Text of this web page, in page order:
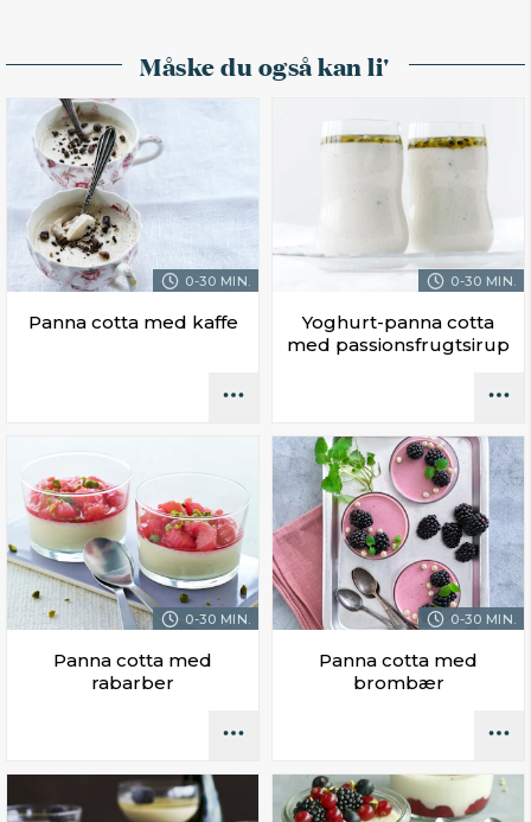
Måske du også kan li'
0-30 MIN.
Panna cotta med kaffe
0-30 MIN.
Yoghurt-panna cotta
med passionsfrugtsirup
0-30 MIN.
Panna cotta med
rabarber
0-30 MIN.
Panna cotta med
brombær